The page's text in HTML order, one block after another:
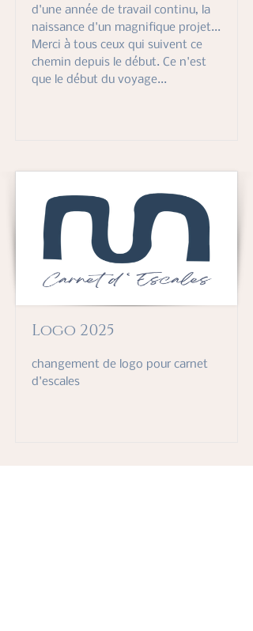
d'une année de travail continu, la
naissance d'un magnifique projet...
Merci à tous ceux qui suivent ce
chemin depuis le début. Ce n'est
que le début du voyage...
Logo 2025
changement de logo pour carnet
d'escales